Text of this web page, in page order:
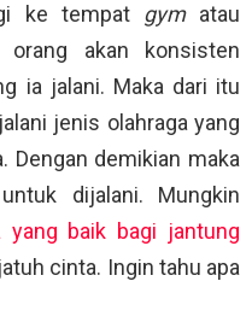
ke tempat gym atau
akan konsisten
ia jalani. Maka dari itu
jenis olahraga yang
Dengan demikian maka
dijalani. Mungkin
yang baik bagi jantung
cinta. Ingin tahu apa